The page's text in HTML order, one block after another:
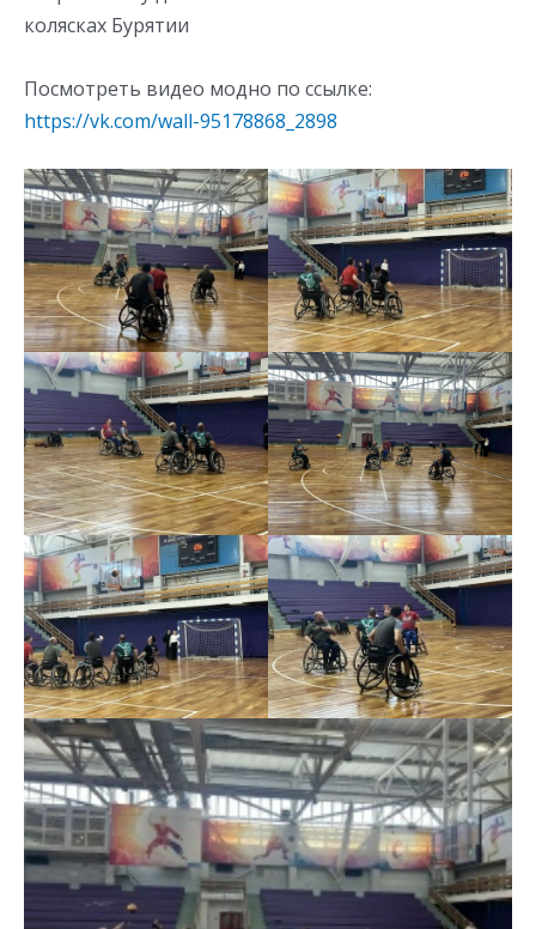
колясках Бурятии
Посмотреть видео модно по ссылке:
https://vk.com/wall-95178868_2898